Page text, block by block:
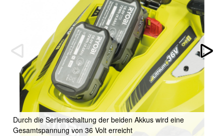
Durch die Serienschaltung der beiden Akkus wird eine
Gesamtspannung von 36 Volt erreicht